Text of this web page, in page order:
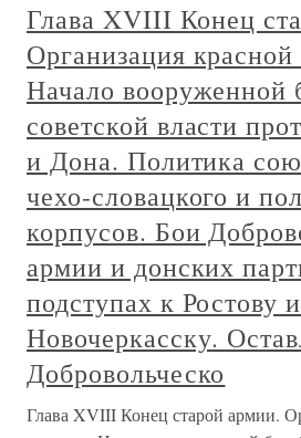
Глава XVIII Конец
Организация красной
Начало вооруженной
советской власти
и Дона. Политика
чехо-словацкого и
корпусов. Бои
армии и донских
подступах к Ростову и
Новочеркасску.
Добровольческо
Глава XVIII Конец старой армии.